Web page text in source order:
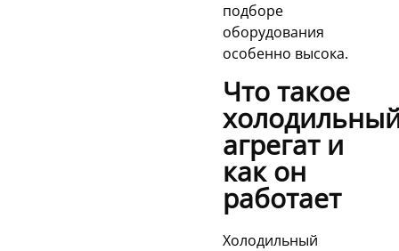
подборе
оборудования
особенно высока.
Что такое
агрегат и
как он
работает
Холодильный